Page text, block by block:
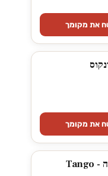
את מקומך
את מקומך
אגדת הטנגו העולמי מרכוס אשלה - Tango